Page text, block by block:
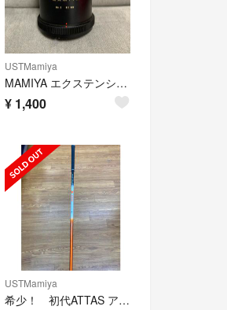
USTMamiya
MAMIYA エクステンションリング 45mm 82mm
¥ 1,400
USTMamiya
希少！ 初代ATTAS アッタス USTMamiya タイトリスト用スリーブ付き